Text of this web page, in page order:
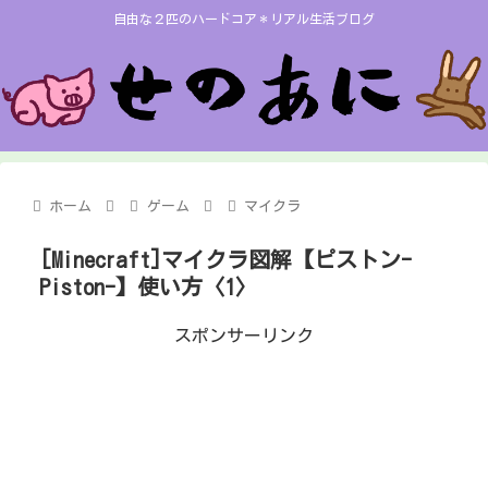
自由な２匹のハードコア＊リアル生活ブログ
ホーム ゲーム マイクラ
[Minecraft]マイクラ図解【ピストン-
Piston-】使い方〈1〉
スポンサーリンク